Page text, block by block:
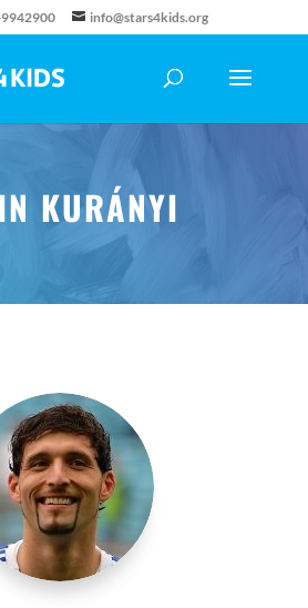
info@stars4kids.org
KURÁNYI